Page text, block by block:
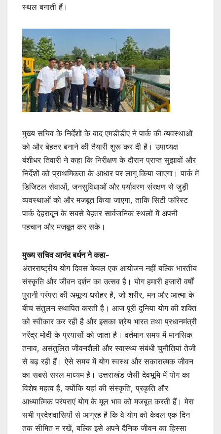
स्थल बनाती हैं।
मुख्य सचिव के निर्देशों के बाद एमडीडीए ने पार्क की व्यवस्थाओं
को और बेहतर बनाने की तैयारी शुरू कर दी है। उपाध्यक्ष
बंशीधर तिवारी ने कहा कि निरीक्षण के दौरान प्राप्त सुझावों और
निर्देशों को प्राथमिकता के आधार पर लागू किया जाएगा। पार्क में
डिजिटल सेवाओं, जनसुविधाओं और पर्यावरण संरक्षण से जुड़ी
व्यवस्थाओं को और मजबूत किया जाएगा, ताकि सिटी फॉरेस्ट
पार्क देहरादून के सबसे बेहतर सार्वजनिक स्थलों में अपनी
पहचान और मजबूत कर सके।
मुख्य सचिव आनंद बर्धन ने कहा-
अंतरराष्ट्रीय योग दिवस केवल एक आयोजन नहीं बल्कि भारतीय
संस्कृति और जीवन दर्शन का उत्सव है। योग हमारी हजारों वर्षों
पुरानी परंपरा की अमूल्य धरोहर है, जो शरीर, मन और आत्मा के
बीच संतुलन स्थापित करती है। आज पूरी दुनिया योग की शक्ति
को स्वीकार कर रही है और इसका श्रेय भारत तथा प्रधानमंत्री
नरेंद्र मोदी के प्रयासों को जाता है। वर्तमान समय में मानसिक
तनाव, असंतुलित जीवनशैली और स्वास्थ्य संबंधी चुनौतियां तेजी
से बढ़ रही हैं। ऐसे समय में योग स्वस्थ और सकारात्मक जीवन
का सबसे सरल माध्यम है। उत्तराखंड जैसी देवभूमि में योग का
विशेष महत्व है, क्योंकि यहां की संस्कृति, प्रकृति और
आध्यात्मिक परंपराएं योग के मूल भाव को मजबूत करती हैं। मेरा
सभी प्रदेशवासियों से आग्रह है कि वे योग को केवल एक दिन
तक सीमित न रखें, बल्कि इसे अपने दैनिक जीवन का हिस्सा